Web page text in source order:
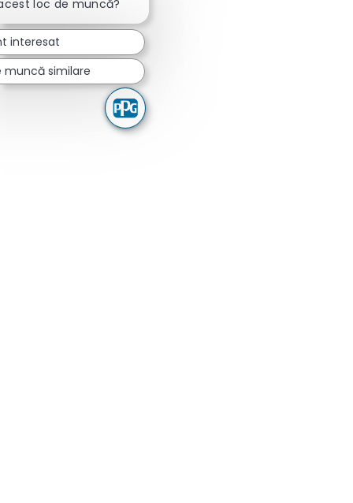
loc de muncă?
interesat
muncă similare